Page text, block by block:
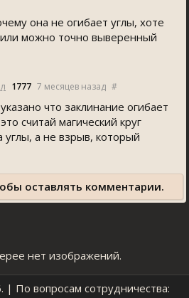
она не огибает углы, хоте
можно точно выверенный
1777 7 месяцев назад #
что заклинание огибает
считай магический круг
углы, а не взрыв, который
оставлять комментарии.
нет изображений.
По вопросам сотрудничества: